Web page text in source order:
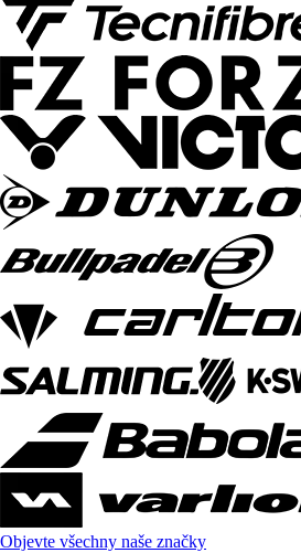
Objevte všechny naše značky